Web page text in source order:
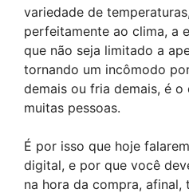
variedade de
perfeitamente ao clima, a
que não seja limitado a
tornando um incômodo
demais ou fria demais, é
muitas pessoas.
É por isso que hoje
digital, e por que você
na hora da compra,